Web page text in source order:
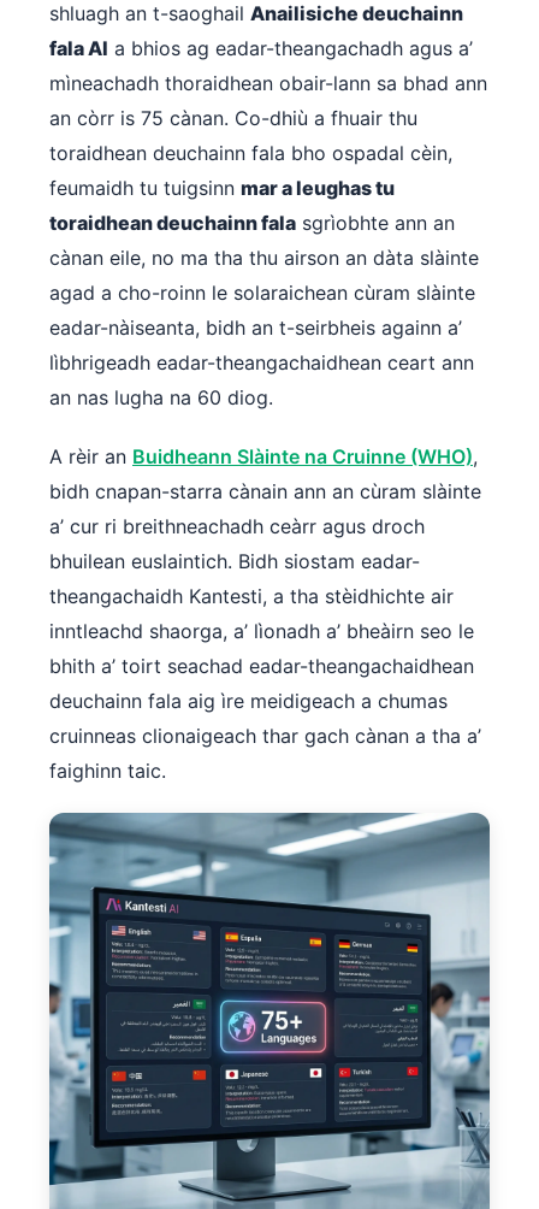
shluagh an t-saoghail Anailisiche deuchainn
fala AI a bhios ag eadar-theangachadh agus a’
mìneachadh thoraidhean obair-lann sa bhad ann
an còrr is 75 cànan. Co-dhiù a fhuair thu
toraidhean deuchainn fala bho ospadal cèin,
feumaidh tu tuigsinn mar a leughas tu
toraidhean deuchainn fala sgrìobhte ann an
cànan eile, no ma tha thu airson an dàta slàinte
agad a cho-roinn le solaraichean cùram slàinte
eadar-nàiseanta, bidh an t-seirbheis againn a’
lìbhrigeadh eadar-theangachaidhean ceart ann
an nas lugha na 60 diog.
A rèir an Buidheann Slàinte na Cruinne (WHO),
bidh cnapan-starra cànain ann an cùram slàinte
a’ cur ri breithneachadh ceàrr agus droch
bhuilean euslaintich. Bidh siostam eadar-
theangachaidh Kantesti, a tha stèidhichte air
inntleachd shaorga, a’ lìonadh a’ bheàirn seo le
bhith a’ toirt seachad eadar-theangachaidhean
deuchainn fala aig ìre meidigeach a chumas
cruinneas clionaigeach thar gach cànan a tha a’
faighinn taic.